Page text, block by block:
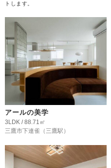
トします。
アールの美学
3LDK / 88.71㎡
三鷹市下連雀 （三鷹駅）